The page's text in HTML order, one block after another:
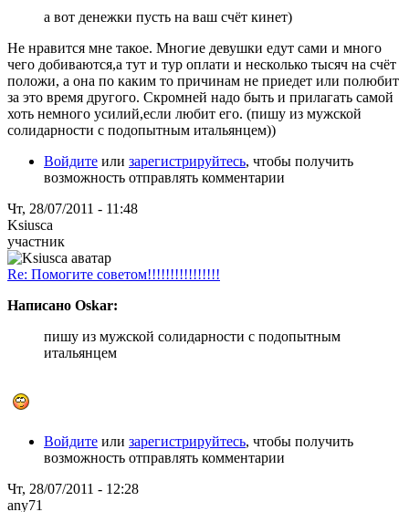
а вот денежки пусть на ваш счёт кинет)
Не нравится мне такое. Многие девушки едут сами и много
чего добиваются,а тут и тур оплати и несколько тысяч на счёт
положи, а она по каким то причинам не приедет или полюбит
за это время другого. Скромней надо быть и прилагать самой
хоть немного усилий,если любит его. (пишу из мужской
солидарности с подопытным итальянцем))
Войдите или зарегистрируйтесь, чтобы получить
возможность отправлять комментарии
Чт, 28/07/2011 - 11:48
Ksiusca
участник
Re: Помогите советом!!!!!!!!!!!!!!!!
Написано Oskar:
пишу из мужской солидарности с подопытным
итальянцем
Войдите или зарегистрируйтесь, чтобы получить
возможность отправлять комментарии
Чт, 28/07/2011 - 12:28
any71